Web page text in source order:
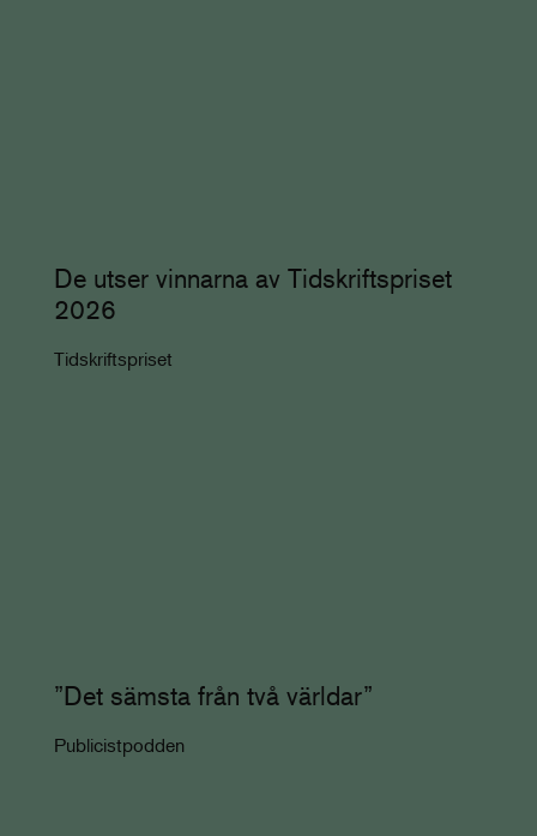
De utser vinnarna av Tidskriftspriset
2026
Tidskriftspriset
”Det sämsta från två världar”
Publicistpodden